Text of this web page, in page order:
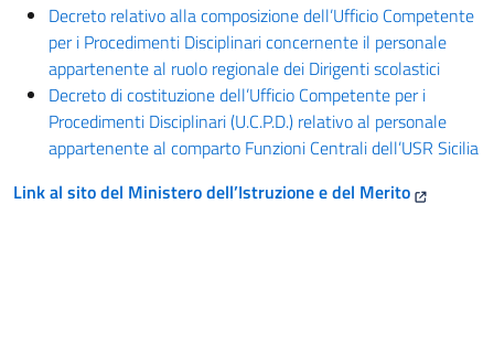
Decreto relativo alla composizione dell’Ufficio Competente
per i Procedimenti Disciplinari concernente il personale
appartenente al ruolo regionale dei Dirigenti scolastici
Decreto di costituzione dell’Ufficio Competente per i
Procedimenti Disciplinari (U.C.P.D.) relativo al personale
appartenente al comparto Funzioni Centrali dell’USR Sicilia
Link al sito del Ministero dell’Istruzione e del Merito